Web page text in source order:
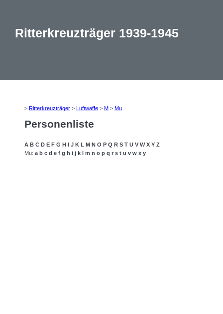
Ritterkreuzträger 1939-1945
> Ritterkreuzträger > Luftwaffe > M > Mu
Personenliste
A B C D E F G H I J K L M N O P Q R S T U V W X Y Z
Mu: a b c d e f g h i j k l m n o p q r s t u v w x y